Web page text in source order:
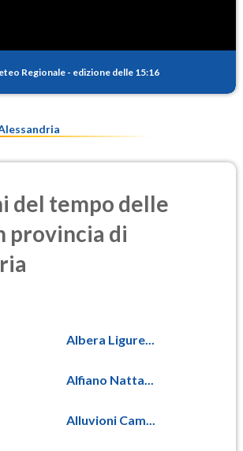
Regionale - edizione delle 15:16
del tempo delle
provincia di
Albera Ligure...
Alfiano Natta...
Alluvioni Cam...